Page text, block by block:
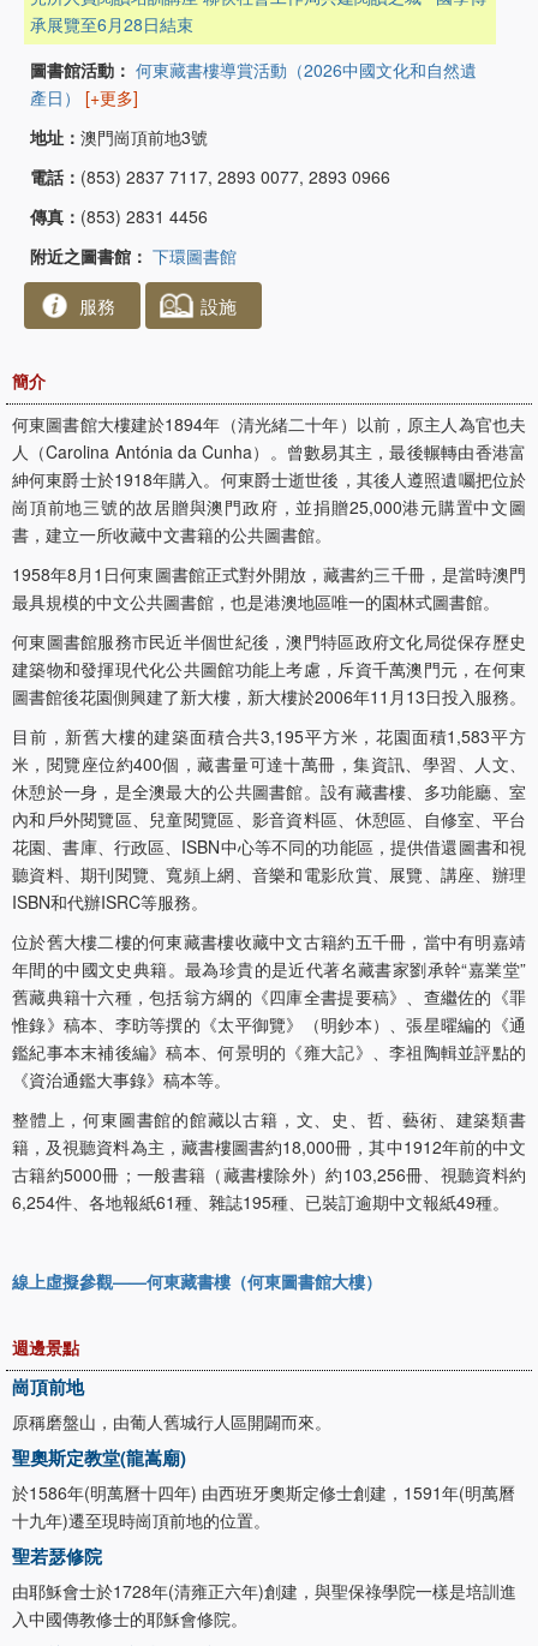
承展覽至6月28日結束
圖書館活動： 何東藏書樓導賞活動（2026中國文化和自然遺
產日）
[+更多]
地址： 澳門崗頂前地3號
電話： (853) 2837 7117, 2893 0077, 2893 0966
傳真： (853) 2831 4456
附近之圖書館： 下環圖書館
服務 設施
簡介
何東圖書館大樓建於1894年（清光緒二十年）以前，原主人為官也夫
人（Carolina Antónia da Cunha）。曾數易其主，最後輾轉由香港富
紳何東爵士於1918年購入。何東爵士逝世後，其後人遵照遺囑把位於
崗頂前地三號的故居贈與澳門政府，並捐贈25,000港元購置中文圖
書，建立一所收藏中文書籍的公共圖書館。
1958年8月1日何東圖書館正式對外開放，藏書約三千冊，是當時澳門
最具規模的中文公共圖書館，也是港澳地區唯一的園林式圖書館。
何東圖書館服務市民近半個世紀後，澳門特區政府文化局從保存歷史
建築物和發揮現代化公共圖館功能上考慮，斥資千萬澳門元，在何東
圖書館後花園側興建了新大樓，新大樓於2006年11月13日投入服務。
目前，新舊大樓的建築面積合共3,195平方米，花園面積1,583平方
米，閱覽座位約400個，藏書量可達十萬冊，集資訊、學習、人文、
休憩於一身，是全澳最大的公共圖書館。設有藏書樓、多功能廳、室
內和戶外閱覽區、兒童閱覽區、影音資料區、休憩區、自修室、平台
花園、書庫、行政區、ISBN中心等不同的功能區，提供借還圖書和視
聽資料、期刊閱覽、寬頻上網、音樂和電影欣賞、展覽、講座、辦理
ISBN和代辦ISRC等服務。
位於舊大樓二樓的何東藏書樓收藏中文古籍約五千冊，當中有明嘉靖
年間的中國文史典籍。最為珍貴的是近代著名藏書家劉承幹“嘉業堂”
舊藏典籍十六種，包括翁方綱的《四庫全書提要稿》、查繼佐的《罪
惟錄》稿本、李昉等撰的《太平御覽》（明鈔本）、張星曜編的《通
鑑紀事本末補後編》稿本、何景明的《雍大記》、李祖陶輯並評點的
《資治通鑑大事錄》稿本等。
整體上，何東圖書館的館藏以古籍，文、史、哲、藝術、建築類書
籍，及視聽資料為主，藏書樓圖書約18,000冊，其中1912年前的中文
古籍約5000冊；一般書籍（藏書樓除外）約103,256冊、視聽資料約
6,254件、各地報紙61種、雜誌195種、已裝訂逾期中文報紙49種。
線上虛擬參觀——何東藏書樓（何東圖書館大樓）
週邊景點
崗頂前地
原稱磨盤山，由葡人舊城行人區開闢而來。
聖奧斯定教堂(龍嵩廟)
於1586年(明萬曆十四年) 由西班牙奧斯定修士創建，1591年(明萬曆
十九年)遷至現時崗頂前地的位置。
聖若瑟修院
由耶穌會士於1728年(清雍正六年)創建，與聖保祿學院一樣是培訓進
入中國傳教修士的耶穌會修院。